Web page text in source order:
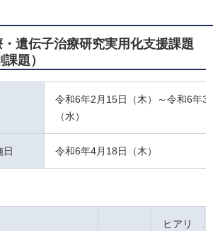
遺伝子治療研究実用化支援課題
題）
令和6年2月15日（木）～令和6年3
（水）
日 令和6年4月18日（木）
ヒアリ